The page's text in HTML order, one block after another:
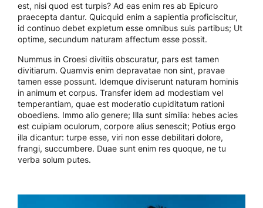
est, nisi quod est turpis? Ad eas enim res ab Epicuro
praecepta dantur. Quicquid enim a sapientia proficiscitur,
id continuo debet expletum esse omnibus suis partibus; Ut
optime, secundum naturam affectum esse possit.
Nummus in Croesi divitiis obscuratur, pars est tamen
divitiarum. Quamvis enim depravatae non sint, pravae
tamen esse possunt. Idemque diviserunt naturam hominis
in animum et corpus. Transfer idem ad modestiam vel
temperantiam, quae est moderatio cupiditatum rationi
oboediens. Immo alio genere; Illa sunt similia: hebes acies
est cuipiam oculorum, corpore alius senescit; Potius ergo
illa dicantur: turpe esse, viri non esse debilitari dolore,
frangi, succumbere. Duae sunt enim res quoque, ne tu
verba solum putes.